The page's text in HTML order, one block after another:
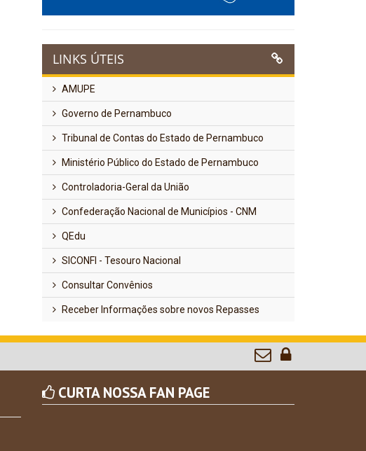
LINKS ÚTEIS
AMUPE
Governo de Pernambuco
Tribunal de Contas do Estado de Pernambuco
Ministério Público do Estado de Pernambuco
Controladoria-Geral da União
Confederação Nacional de Municípios - CNM
QEdu
SICONFI - Tesouro Nacional
Consultar Convênios
Receber Informações sobre novos Repasses
CURTA NOSSA FAN PAGE